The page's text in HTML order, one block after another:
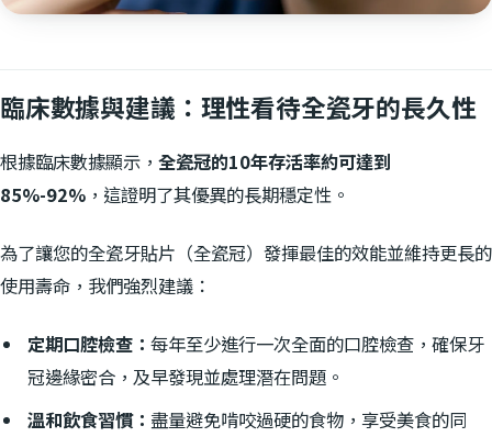
臨床數據與建議：理性看待全瓷牙的長久性
根據臨床數據顯示， 全瓷冠的10年存活率約可達到
85%-92% ，這證明了其優異的長期穩定性。
為了讓您的全瓷牙貼片（全瓷冠）發揮最佳的效能並維持更長的
使用壽命，我們強烈建議：
定期口腔檢查：每年至少進行一次全面的口腔檢查，確保牙
冠邊緣密合，及早發現並處理潛在問題。
溫和飲食習慣： 盡量避免啃咬過硬的食物，享受美食的同